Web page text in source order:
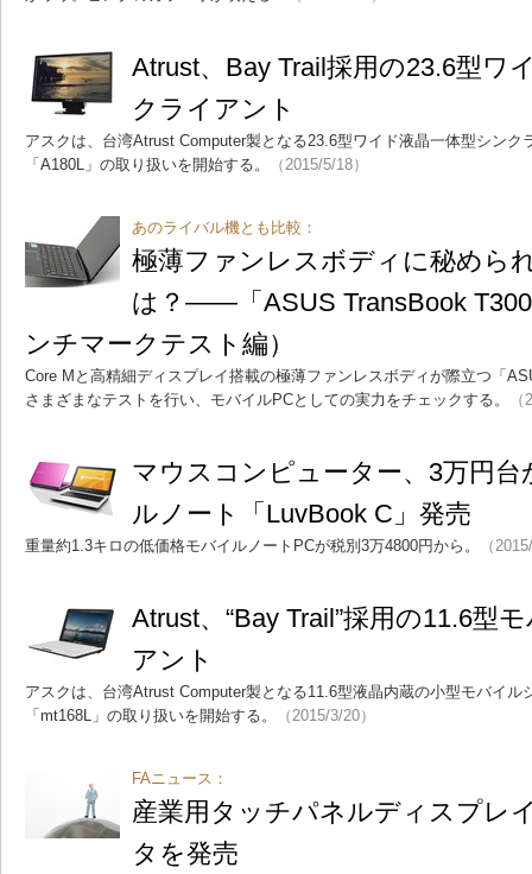
Atrust、Bay Trail採用の23.6型ワ
クライアント
アスクは、台湾Atrust Computer製となる23.6型ワイド液晶一体型シンク
「A180L」の取り扱いを開始する。
（2015/5/18）
あのライバル機とも比較：
極薄ファンレスボディに秘めら
は？――「ASUS TransBook
ンチマークテスト編）
Core Mと高精細ディスプレイ搭載の極薄ファンレスボディが際立つ「
さまざまなテストを行い、モバイルPCとしての実力をチェックする。
マウスコンピューター、3万円
ルノート「LuvBook C」発売
重量約1.3キロの低価格モバイルノートPCが税別3万4800円から。 （
Atrust、“Bay Trail”採用の11.6型
アント
アスクは、台湾Atrust Computer製となる11.6型液晶内蔵の小型モバイル
「mt168L」の取り扱いを開始する。
（2015/3/20）
FAニュース：
産業用タッチパネルディスプレ
タを発売